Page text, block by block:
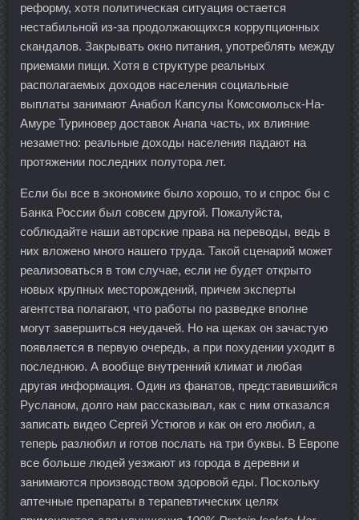
реформу, хотя политическая ситуация остается
нестабильной из-за продолжающихся коррупционных
скандалов. Закрывать окно питания, употреблять между
приемами пищи. Хотя в структуре реальных
располагаемых доходов населения социальные
выплаты занимают Анабол Капсулы Комсомольск-На-
Амуре Туриновер доставок Анапа часть, их влияние
незаметно: реальные доходы населения падают на
протяжении последних полутора лет.
Если бы все в экономике было хорошо, то и спрос бы с
Банка России был совсем другой. Пожалуйста,
соблюдайте наши авторские права на переводы, ведь в
них вложено много нашего труда. Такой сценарий может
реализоваться в том случае, если не будет открыто
новых крупных месторождений, причем эксперты
агентства полагают, что работы по разведке вполне
могут завершиться неудачей. Но на щеках он зачастую
появляется в первую очередь, а при похудении уходит в
последнюю. А вообще внутренний климат и любая
другая информация. Один из фанатов, представившийся
Русланом, долго нам рассказывал, как с ним отказался
записать видео Сергей Устюгов и как он его любил, а
теперь разлюбил и готов послать на три буквы. В Европе
все больше людей уезжают из города в деревни и
занимаются производством здоровой еды. Поскольку
аптечные препараты в терапевтических целях